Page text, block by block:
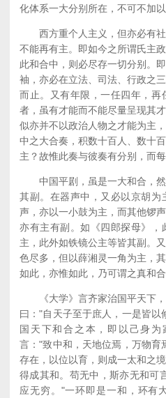
化体系一大分别所在，不可不加以
西方重个人主义，但亦必有社
不能再有主。即如今之所谓氏主
此和合中，则必尽存一切分别。
袖，亦必在立法、司法、行政之
而止。又有年限，一任四年，再
者，虽有才能而不能尽量呈现其
似亦并不以政治人物之才能为主
中之大合奏，积数十百人、数十
主？故惟此奏与彼奏有分别，而
中国平剧，虽是一大和合，然
其副。在器声中，又必以京胡
声，亦以一小鼓为主，而其他锣
亦有主有副。如《四郎探母》，
主，此外如铁镜公主等皆其副。
色尽多，但以薛湘灵一角为主，
如此，亦惟如此，乃可谓之真和合
《大学》言齐家治国平天下，
曰："自天子至于庶人，一是皆以
国天下和合之本，即以己身为
言："致中和，天地位焉，万物育
存在，以位以育，则成一太和之
得成其和。苟无中，斯亦无和可
应无穷。"一环即是一和，环有